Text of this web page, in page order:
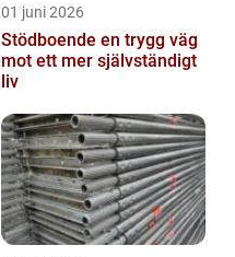
01 juni 2026
Stödboende en trygg väg
mot ett mer självständigt
liv